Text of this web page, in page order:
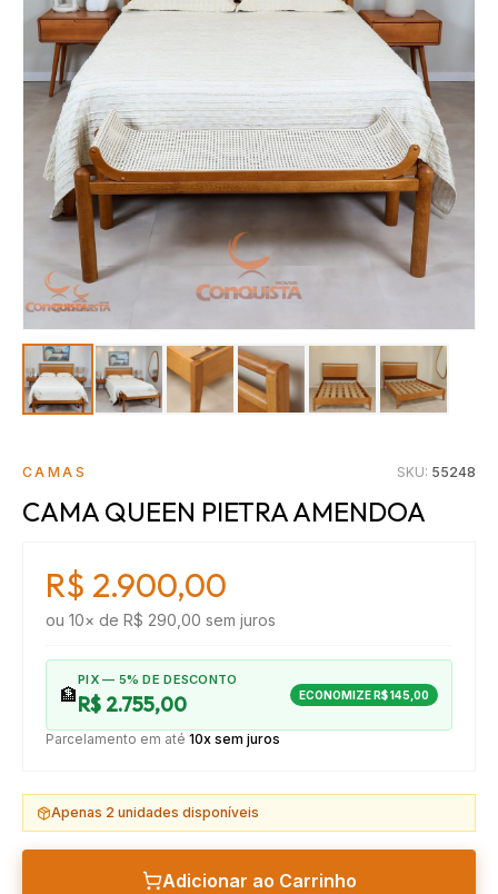
CAMAS SKU: 55248
CAMA QUEEN PIETRA AMENDOA
R$ 2.900,00
ou 10× de R$ 290,00 sem juros
🏦
PIX — 5% DE DESCONTO
R$ 2.755,00 ECONOMIZE R$ 145,00
Parcelamento em até 10x sem juros
Apenas 2 unidades disponíveis
Adicionar ao Carrinho